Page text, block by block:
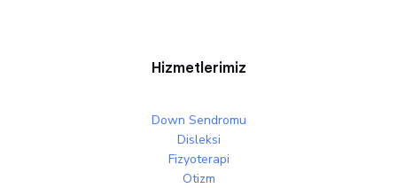
Hizmetlerimiz
Down Sendromu
Disleksi
Fizyoterapi
Otizm